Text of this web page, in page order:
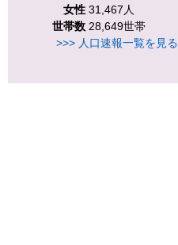
女性 31,467人
世帯数 28,649世帯
>>> 人口速報一覧を見る